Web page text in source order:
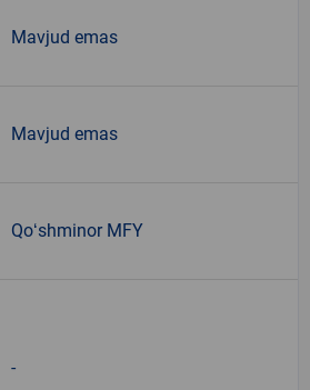
Mavjud emas
Mavjud emas
Qoʻshminor MFY
-